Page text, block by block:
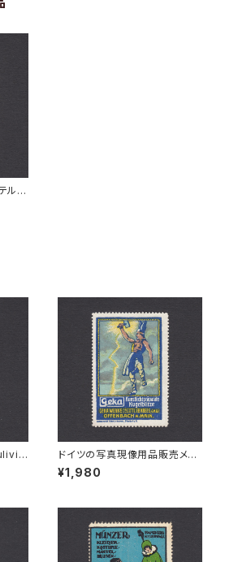
ル
191
年
ドイツの写真現像用品販売メー
カーGEKA社の広告ポスタース
タンプ 1915年頃
¥1,980